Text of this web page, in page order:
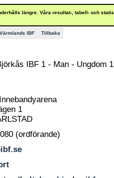
längre. Våra resultat-, tabell- och
Värmlands IBF Tillbaka
IBF 1 - Man - Ungdom
1
(ordförande)